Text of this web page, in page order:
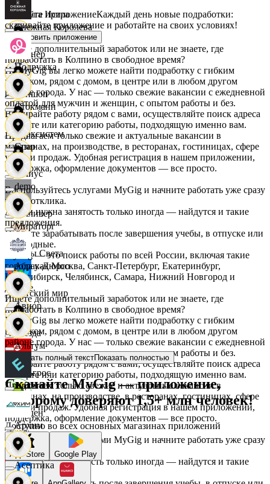
Белуга Истра
Вайнер
Ваншоп
Ворксистем
Гелиус
Гулливер
Дары Света
Детский мир
Звезда
Зельгрос
Зенден
Инканто
Снежная Королева
Подружка
Стокманн
Cпар
demo
Мираторг
Абрау-Дюрсо
Авиор
Альтум
Аркета
Архим
Асептика
Скачайте приложениеКаждый день новые подработки:
скачивайте приложение и работайте на своих условиях!
Установить приложение
Ищете дополнительный заработок или не знаете, где
подработать в Колпино в свободное время?
На MyGig вы легко можете найти подработку с гибким
графиком, рядом с домом, в центре или в любом другом
районе города. У нас — только свежие вакансии с ежедневной
оплатой для мужчин и женщин, с опытом работы и без.
Выбирайте работу рядом с вами, осуществляйте поиск адреса
на карте или категорию работы, подходящую именно вам.
Предлагаем только свежие и актуальные вакансии в
магазинах, на производстве, в ресторанах, гостиницах, сфере
услуг и продаж. Удобная регистрация в нашем приложении,
поддержка, оформление документов — все просто.
Воспользуйтесь услугами MyGig и начните работать уже сразу
после отклика.
А если нужна занятость только иногда — найдутся и такие
предложения.
Начните зарабатывать после завершения учебы, в отпуске или
в выходные.
MyGig — это поиск работы по всей России, включая такие
города как Москва, Санкт-Петербург, Екатеринбург,
Новосибирск, Челябинск, Самара, Нижний Новгород и
другие.
Ищете дополнительный заработок или не знаете, где
подработать в Колпино в свободное время?
На MyGig вы легко можете найти подработку с гибким
графиком, рядом с домом, в центре или в любом другом
районе города. У нас — только свежие вакансии с ежедневной
оплатой для мужчин и женщин, с опытом работы и без.
Выбирайте работу рядом с вами, осуществляйте поиск адреса
на карте или категорию работы, подходящую именно вам.
Предлагаем только свежие и актуальные вакансии в
магазинах, на производстве, в ресторанах, гостиницах, сфере
услуг и продаж. Удобная регистрация в нашем приложении,
поддержка, оформление документов — все просто.
Воспользуйтесь услугами MyGig и начните работать уже сразу
после отклика.
А если нужна занятость только иногда — найдутся и такие
предложения.
Показать полный текстПоказать полностью
Скачайте MyGig — приложение,
которому доверяют 1,5+ млн человек!
Доступно во всех основных магазинах приложений
App Store Google Play